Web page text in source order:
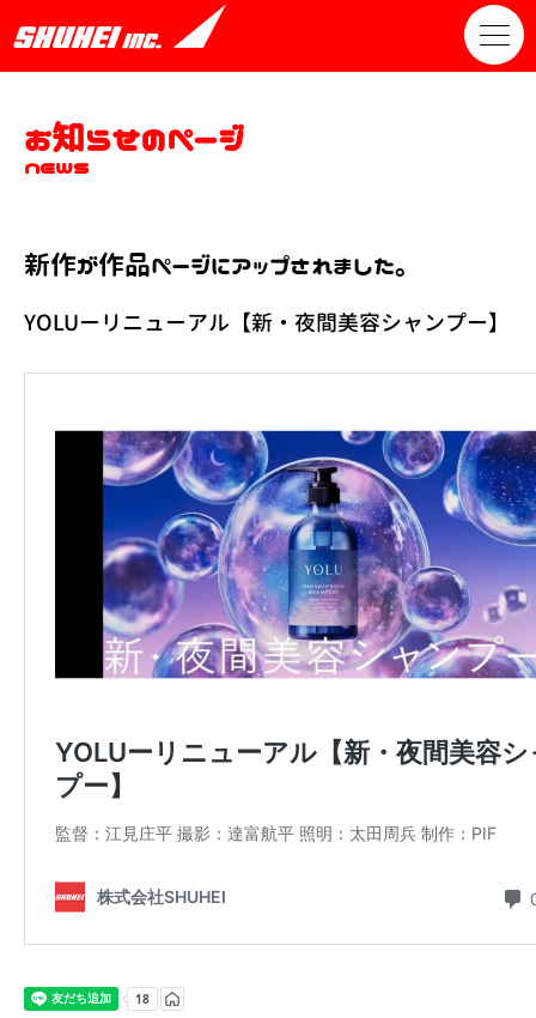
お知らせのページ
news
新作が作品ページにアップされました。
YOLUーリニューアル【新・夜間美容シャンプー】